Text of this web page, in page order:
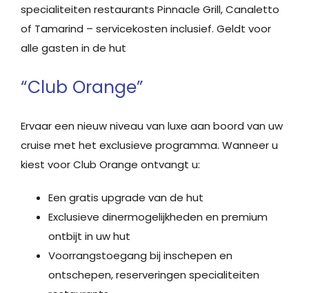
specialiteiten restaurants Pinnacle Grill, Canaletto
of Tamarind – servicekosten inclusief. Geldt voor
alle gasten in de hut
“Club Orange”
Ervaar een nieuw niveau van luxe aan boord van uw
cruise met het exclusieve programma. Wanneer u
kiest voor Club Orange ontvangt u:
Een gratis upgrade van de hut
Exclusieve dinermogelijkheden en premium
ontbijt in uw hut
Voorrangstoegang bij inschepen en
ontschepen, reserveringen specialiteiten